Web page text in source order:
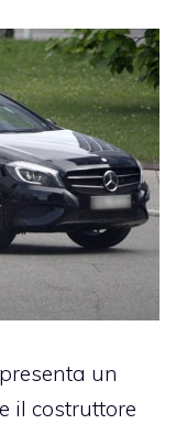
un
il costruttore